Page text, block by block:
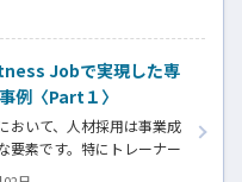
Jobで実現した専
例〈Part１〉
おいて、人材採用は事業成
要素です。特にトレーナー
はスキルだけでなく、人